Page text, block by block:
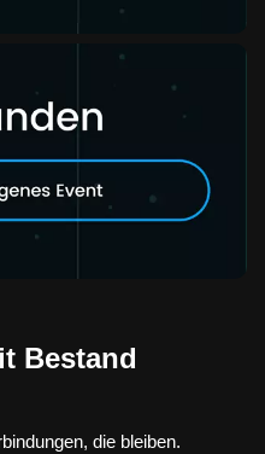
Bestand
die bleiben.